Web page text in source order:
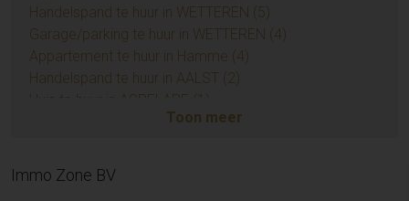
Appartement te koop in AMBLETEUSE (4)
Appartement te koop in LEDE (3)
Huis te koop in Temse (3)
Huis te koop in EREMBODEGEM (3)
Grond te koop in KERKSKEN (3)
Appartement te koop in LIEDEKERKE (3)
Huis te koop in Sint-Lievens-Houtem (3)
Handelspand te huur in WETTEREN (5)
Garage/parking te huur in WETTEREN (4)
Appartement te huur in Hamme (4)
Handelspand te huur in AALST (2)
Huis te huur in ASPELARE (1)
Appartement te huur in Sint-Niklaas (1)
Appartement te huur in SCHELLEBELLE (1)
Toon meer
Immo Zone BV